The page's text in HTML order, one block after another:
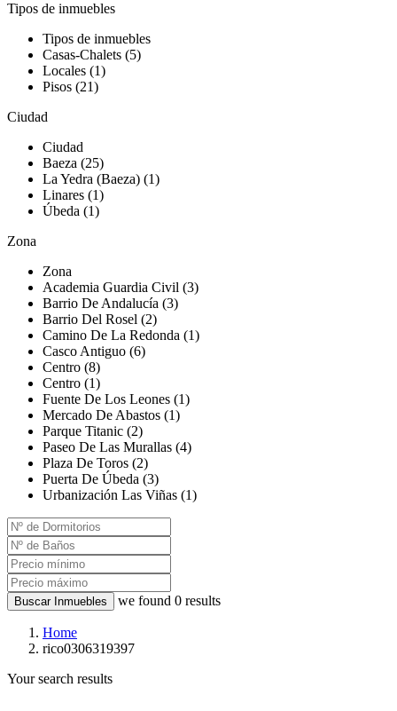
Tipos de inmuebles
Tipos de inmuebles
Casas-Chalets (5)
Locales (1)
Pisos (21)
Ciudad
Ciudad
Baeza (25)
La Yedra (Baeza) (1)
Linares (1)
Úbeda (1)
Zona
Zona
Academia Guardia Civil (3)
Barrio De Andalucía (3)
Barrio Del Rosel (2)
Camino De La Redonda (1)
Casco Antiguo (6)
Centro (8)
Centro (1)
Fuente De Los Leones (1)
Mercado De Abastos (1)
Parque Titanic (2)
Paseo De Las Murallas (4)
Plaza De Toros (2)
Puerta De Úbeda (3)
Urbanización Las Viñas (1)
Buscar Inmuebles we found 0 results
Home
rico0306319397
Your search results